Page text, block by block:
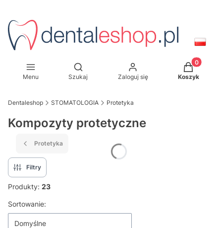
Menu
Otwórz wyszukiwarkę
Szukaj Zaloguj się
Produkty
Koszyk
Dentaleshop STOMATOLOGIA Protetyka
Kompozyty protetyczne
Protetyka
Filtry
Produkty: 23
Lista produktów
Sortowanie:
Domyślne